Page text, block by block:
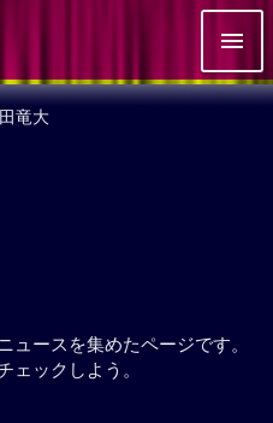
竜大
ュースを集めたページです。
ェックしよう。